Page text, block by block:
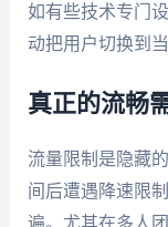
如有些技术专门
动把用户切换到
真正的流畅
流量限制是隐藏
间后遭遇降速限